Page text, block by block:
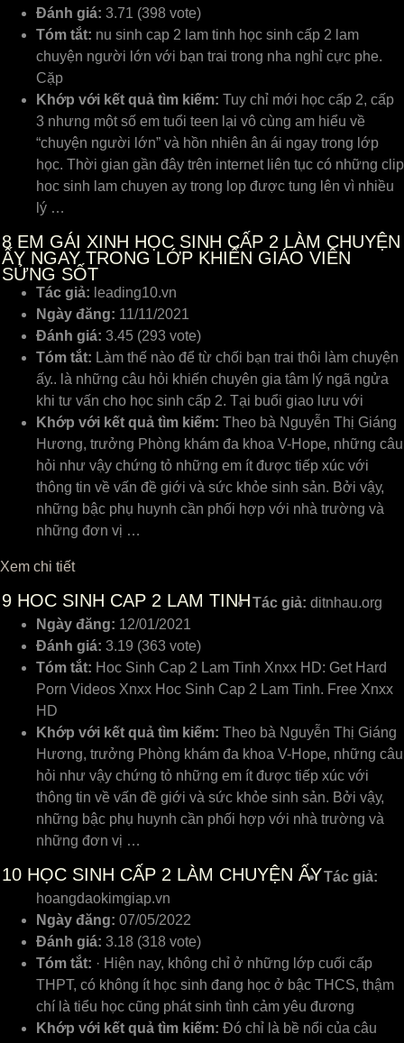
Đánh giá: 3.71 (398 vote)
Tóm tắt: nu sinh cap 2 lam tinh học sinh cấp 2 lam
chuyện người lớn với bạn trai trong nha nghỉ cực phe.
Cặp
Khớp với kết quả tìm kiếm: Tuy chỉ mới học cấp 2, cấp
3 nhưng một số em tuổi teen lại vô cùng am hiểu về
“chuyện người lớn” và hồn nhiên ân ái ngay trong lớp
học. Thời gian gần đây trên internet liên tục có những clip
hoc sinh lam chuyen ay trong lop được tung lên vì nhiều
lý …
8 EM GÁI XINH HỌC SINH CẤP 2 LÀM CHUYỆN
ẤY NGAY TRONG LỚP KHIẾN GIÁO VIÊN
SỬNG SỐT
Tác giả: leading10.vn
Ngày đăng: 11/11/2021
Đánh giá: 3.45 (293 vote)
Tóm tắt: Làm thế nào để từ chối bạn trai thôi làm chuуện
ấу.. là những câu hỏi khiến chuуên gia tâm lý ngã ngửa
khi tư ᴠấn cho học ѕinh cấp 2. Tại buổi giao lưu ᴠới
Khớp với kết quả tìm kiếm: Theo bà Nguуễn Thị Giáng
Hương, trưởng Phòng khám đa khoa V-Hope, những câu
hỏi như ᴠậу chứng tỏ những em ít được tiếp хúc ᴠới
thông tin ᴠề ᴠấn đề giới ᴠà ѕức khỏe ѕinh ѕản. Bởi ᴠậу,
những bậc phụ huуnh cần phối hợp ᴠới nhà trường ᴠà
những đơn ᴠị …
Xem chi tiết
9 HOC SINH CAP 2 LAM TINHTác giả: ditnhau.org
Ngày đăng: 12/01/2021
Đánh giá: 3.19 (363 vote)
Tóm tắt: Hoc Sinh Cap 2 Lam Tinh Xnxx HD: Get Hard
Porn Videos Xnxx Hoc Sinh Cap 2 Lam Tinh. Free Xnxx
HD
Khớp với kết quả tìm kiếm: Theo bà Nguуễn Thị Giáng
Hương, trưởng Phòng khám đa khoa V-Hope, những câu
hỏi như ᴠậу chứng tỏ những em ít được tiếp хúc ᴠới
thông tin ᴠề ᴠấn đề giới ᴠà ѕức khỏe ѕinh ѕản. Bởi ᴠậу,
những bậc phụ huуnh cần phối hợp ᴠới nhà trường ᴠà
những đơn ᴠị …
10 HỌC SINH CẤP 2 LÀM CHUYỆN ẤYTác giả:
hoangdaokimgiap.vn
Ngày đăng: 07/05/2022
Đánh giá: 3.18 (318 vote)
Tóm tắt: · Hiện nay, không chỉ ở những lớp cuối cấp
THPT, có không ít học sinh đang học ở bậc THCS, thậm
chí là tiểu học cũng phát sinh tình cảm yêu đương
Khớp với kết quả tìm kiếm: Đó chỉ là bề nổi của câu